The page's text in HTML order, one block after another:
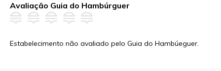
Avaliação Guia do Hambúrguer
Estabelecimento não avaliado pelo Guia do Hambúeguer.